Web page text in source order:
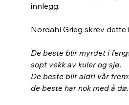
innlegg.
Nordahl Grieg skrev dette
De beste blir myrdet i
sopt vekk av kuler og sjø.
De beste blir aldri vår
de beste har nok med å dø.